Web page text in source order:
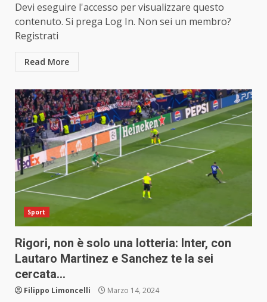
Devi eseguire l'accesso per visualizzare questo
contenuto. Si prega Log In. Non sei un membro?
Registrati
Read More
Sport
Rigori, non è solo una lotteria: Inter, con
Lautaro Martinez e Sanchez te la sei
cercata…
Filippo Limoncelli Marzo 14, 2024